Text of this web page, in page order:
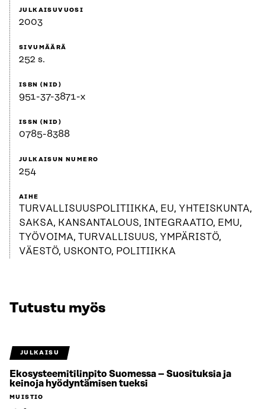
JULKAISUVUOSI
2003
SIVUMÄÄRÄ
252 s.
ISBN (NID)
951-37-3871-x
ISSN (NID)
0785-8388
JULKAISUN NUMERO
254
AIHE
TURVALLISUUSPOLITIIKKA, EU, YHTEISKUNTA,
SAKSA, KANSANTALOUS, INTEGRAATIO, EMU,
TYÖVOIMA, TURVALLISUUS, YMPÄRISTÖ,
VÄESTÖ, USKONTO, POLITIIKKA
Tutustu myös
JULKAISU
Ekosysteemitilinpito Suomessa – Suosituksia ja
keinoja hyödyntämisen tueksi
MUISTIO